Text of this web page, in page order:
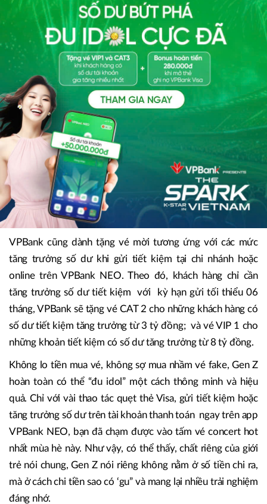
VPBank cũng dành tặng vé mời tương ứng với các mức
tăng trưởng số dư khi gửi tiết kiệm tại chi nhánh hoặc
online trên VPBank NEO. Theo đó, khách hàng chỉ cần
tăng trưởng số dư tiết kiệm với kỳ hạn gửi tối thiểu 06
tháng, VPBank sẽ tặng vé CAT 2 cho những khách hàng có
số dư tiết kiệm tăng trưởng từ 3 tỷ đồng; và vé VIP 1 cho
những khoản tiết kiệm có số dư tăng trưởng từ 8 tỷ đồng.
Không lo tiền mua vé, không sợ mua nhầm vé fake, Gen Z
hoàn toàn có thể “đu idol” một cách thông minh và hiệu
quả. Chỉ với vài thao tác quẹt thẻ Visa, gửi tiết kiệm hoặc
tăng trưởng số dư trên tài khoản thanh toán ngay trên app
VPBank NEO, bạn đã chạm được vào tấm vé concert hot
nhất mùa hè này. Như vậy, có thể thấy, chất riêng của giới
trẻ nói chung, Gen Z nói riêng không nằm ở số tiền chi ra,
mà ở cách chi tiền sao có ‘gu” và mang lại nhiều trải nghiệm
đáng nhớ.